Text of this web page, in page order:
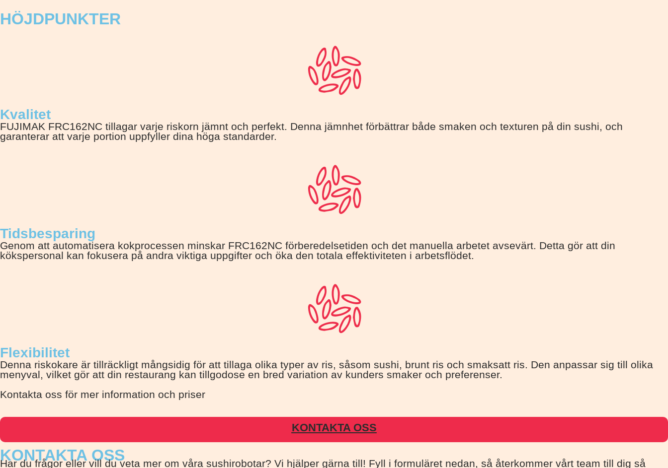
HÖJDPUNKTER
Kvalitet
FUJIMAK FRC162NC tillagar varje riskorn jämnt och perfekt. Denna jämnhet förbättrar både smaken och texturen på din sushi, och
garanterar att varje portion uppfyller dina höga standarder.
Tidsbesparing
Genom att automatisera kokprocessen minskar FRC162NC förberedelsetiden och det manuella arbetet avsevärt. Detta gör att din
kökspersonal kan fokusera på andra viktiga uppgifter och öka den totala effektiviteten i arbetsflödet.
Flexibilitet
Denna riskokare är tillräckligt mångsidig för att tillaga olika typer av ris, såsom sushi, brunt ris och smaksatt ris. Den anpassar sig till olika
menyval, vilket gör att din restaurang kan tillgodose en bred variation av kunders smaker och preferenser.
Kontakta oss för mer information och priser
KONTAKTA OSS
KONTAKTA OSS
Har du frågor eller vill du veta mer om våra sushirobotar? Vi hjälper gärna till! Fyll i formuläret nedan, så återkommer vårt team till dig så